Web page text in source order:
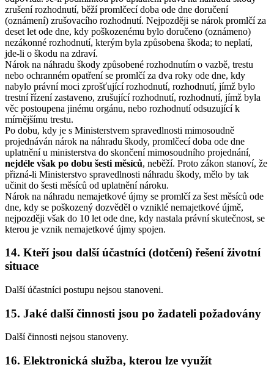
zrušení rozhodnutí, běží promlčecí doba ode dne doručení
(oznámení) zrušovacího rozhodnutí. Nejpozději se nárok promlčí za
deset let ode dne, kdy poškozenému bylo doručeno (oznámeno)
nezákonné rozhodnutí, kterým byla způsobena škoda; to neplatí,
jde-li o škodu na zdraví.
Nárok na náhradu škody způsobené rozhodnutím o vazbě, trestu
nebo ochranném opatření se promlčí za dva roky ode dne, kdy
nabylo právní moci zprošťující rozhodnutí, rozhodnutí, jímž bylo
trestní řízení zastaveno, zrušující rozhodnutí, rozhodnutí, jímž byla
věc postoupena jinému orgánu, nebo rozhodnutí odsuzující k
mírnějšímu trestu.
Po dobu, kdy je s Ministerstvem spravedlnosti mimosoudně
projednáván nárok na náhradu škody, promlčecí doba ode dne
uplatnění u ministerstva do skončení mimosoudního projednání,
nejdéle však po dobu šesti měsíců, neběží. Proto zákon stanoví, že
přizná-li Ministerstvo spravedlnosti náhradu škody, mělo by tak
učinit do šesti měsíců od uplatnění nároku.
Nárok na náhradu nemajetkové újmy se promlčí za šest měsíců ode
dne, kdy se poškozený dozvěděl o vzniklé nemajetkové újmě,
nejpozději však do 10 let ode dne, kdy nastala právní skutečnost, se
kterou je vznik nemajetkové újmy spojen.
14. Kteří jsou další účastníci (dotčení) řešení životní
situace
Další účastníci postupu nejsou stanoveni.
15. Jaké další činnosti jsou po žadateli požadovány
Další činnosti nejsou stanoveny.
16. Elektronická služba, kterou lze využít